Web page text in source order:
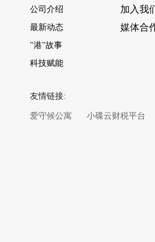
公司介绍
最新动态
"港"故事
科技赋能
加入我
媒体合
友情链接:
爱守候公寓 小碟云财税平台